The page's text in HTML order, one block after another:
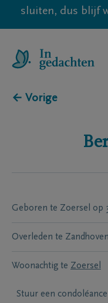
sluiten, dus blijf
← Vorige
Geboren te Zoersel op
Overleden te Zandhoven
Woonachtig te Zoersel
Stuur een